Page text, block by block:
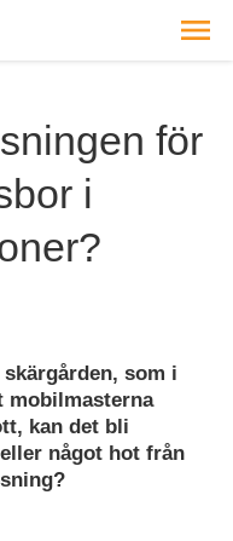
för
i
som i
mobilmasterna
kan det bli
något hot från